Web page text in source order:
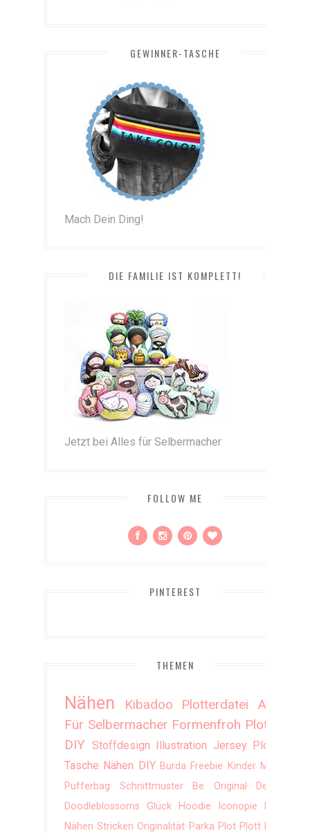
GEWINNER-TASCHE
Mach Dein Ding!
DIE FAMILIE IST KOMPLETT!
Jetzt bei Alles für Selbermacher
FOLLOW ME
PINTEREST
THEMEN
Nähen Kibadoo Plotterdatei
Alles
Für Selbermacher Formenfroh Plotten
DIY Stoffdesign Illustration Jersey Plotter
Tasche Nähen DIY Burda Freebie Kinder Mode
Pufferbag
Schnittmuster Be Original
Design
Doodleblossoms
Glück Hoodie Iconopie
Nähen Stricken Originalität Parka Plot Plott